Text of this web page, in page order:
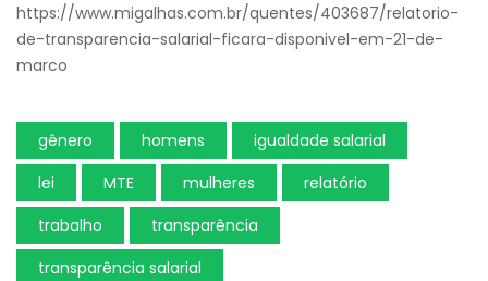
https://www.migalhas.com.br/quentes/403687/relatorio-
de-transparencia-salarial-ficara-disponivel-em-21-de-
marco
gênero homens
igualdade salarial
lei
MTE mulheres
relatório
trabalho
transparência
transparência salarial